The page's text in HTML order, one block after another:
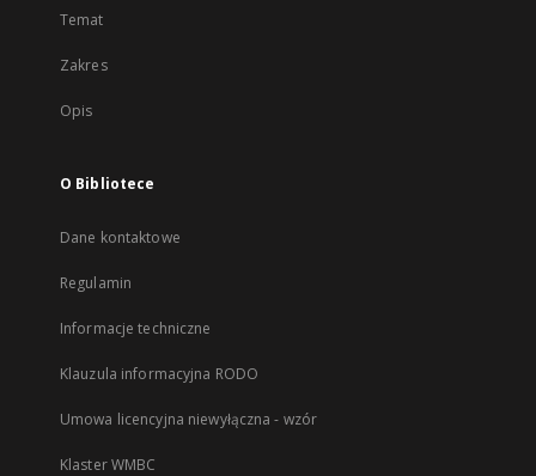
Temat
Zakres
Opis
O Bibliotece
Dane kontaktowe
Regulamin
Informacje techniczne
Klauzula informacyjna RODO
Umowa licencyjna niewyłączna - wzór
Klaster WMBC